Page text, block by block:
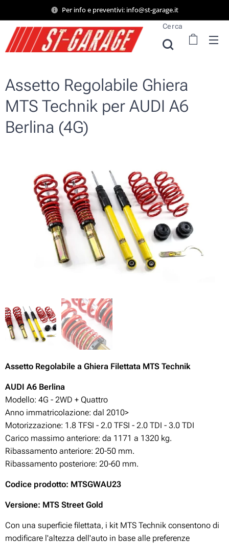
Per info e preventivi: info@st-garage.it
Cerca
Assetto Regolabile Ghiera
MTS Technik per AUDI A6
Berlina (4G)
Assetto Regolabile a Ghiera Filettata MTS Technik
AUDI A6 Berlina
Modello: 4G - 2WD + Quattro
Anno immatricolazione: dal 2010>
Motorizzazione: 1.8 TFSI - 2.0 TFSI - 2.0 TDI - 3.0 TDI
Carico massimo anteriore: da 1171 a 1320 kg.
Ribassamento anteriore: 20-50 mm.
Ribassamento posteriore: 20-60 mm.
Codice prodotto: MTSGWAU23
Versione: MTS Street Gold
Con una superficie filettata, i kit MTS Technik consentono di
modificare l'altezza dell'auto in base alle preferenze